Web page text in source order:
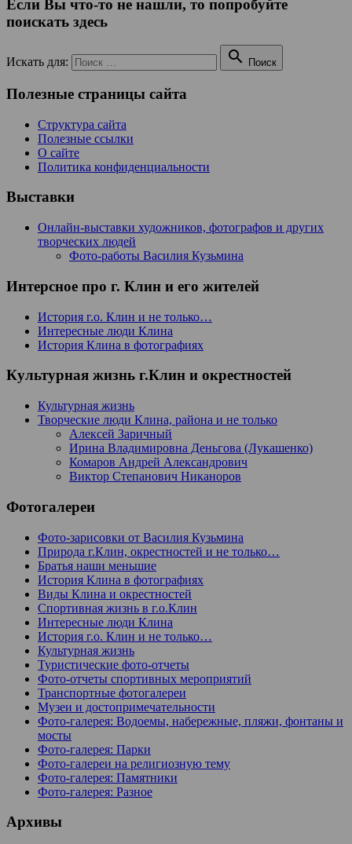
Если Вы что-то не нашли, то попробуйте
поискать здесь
Искать для:  Поиск
Полезные страницы сайта
Структура сайта
Полезные ссылки
О сайте
Политика конфиденциальности
Выставки
Онлайн-выставки художников, фотографов и других
творческих людей
Фото-работы Василия Кузьмина
Интерсное про г. Клин и его жителей
История г.о. Клин и не только…
Интересные люди Клина
История Клина в фотографиях
Культурная жизнь г.Клин и окрестностей
Культурная жизнь
Творческие люди Клина, района и не только
Алексей Заричный
Ирина Владимировна Деньгова (Лукашенко)
Комаров Андрей Александрович
Виктор Степанович Никаноров
Фотогалереи
Фото-зарисовки от Василия Кузьмина
Природа г.Клин, окрестностей и не только…
Братья наши меньшие
История Клина в фотографиях
Виды Клина и окрестностей
Спортивная жизнь в г.о.Клин
Интересные люди Клина
История г.о. Клин и не только…
Культурная жизнь
Туристические фото-отчеты
Фото-отчеты спортивных мероприятий
Транспортные фотогалереи
Музеи и достопримечательности
Фото-галерея: Водоемы, набережные, пляжи, фонтаны и
мосты
Фото-галерея: Парки
Фото-галереи на религиозную тему
Фото-галерея: Памятники
Фото-галерея: Разное
Архивы